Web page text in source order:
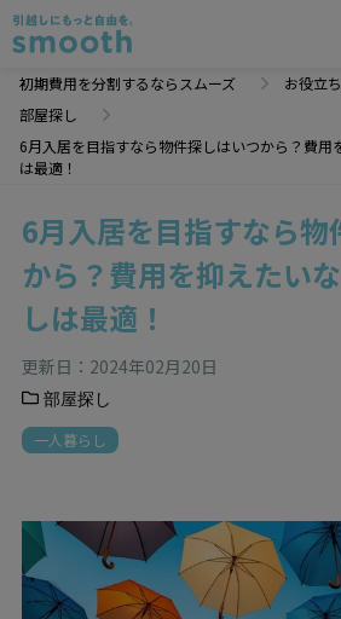
初期費用を分割するならスムーズ
お役立
部屋探し
6月入居を目指すなら物件探しはいつから？費用
は最適！
6月入居を目指すなら物
から？費用を抑えたい
しは最適！
更新日： 2024年02月20日
部屋探し
一人暮らし